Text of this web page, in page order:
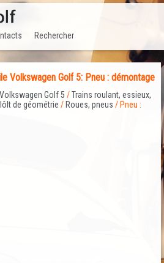
Rechercher
Volkswagen Golf 5: Pneu : démontage
Golf 5 /Trains roulant, essieux,
de géométrie / Roues, pneus / Pneu :